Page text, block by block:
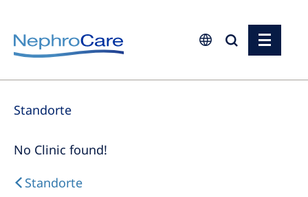
Europe
Czech Republic
Israel
Standorte
No Clinic found!
Standorte